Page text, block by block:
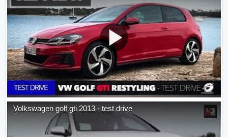
Volkswagen golf gti 2013 - test drive